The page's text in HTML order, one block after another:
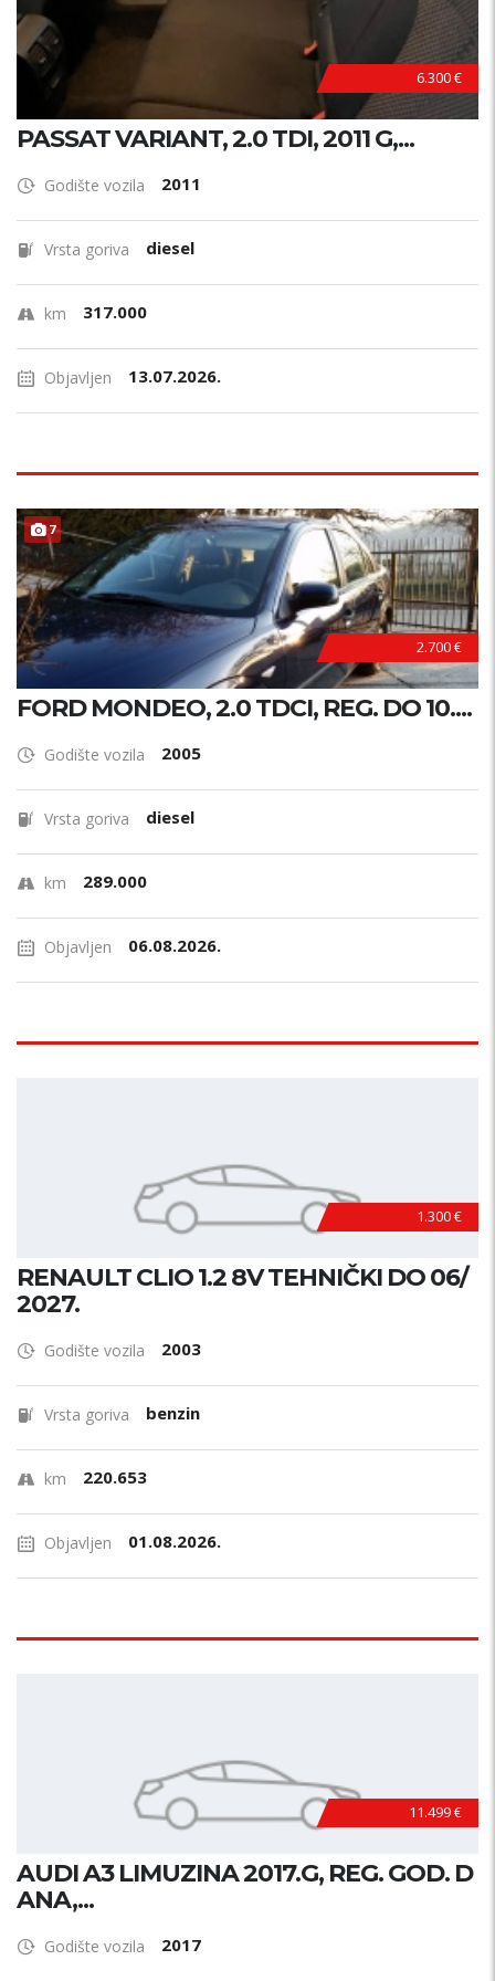
6.300 €
PASSAT VARIANT, 2.0 TDI, 2011 G,...
Godište vozila 2011
Vrsta goriva diesel
km 317.000
Objavljen 13.07.2026.
7
2.700 €
FORD MONDEO, 2.0 TDCI, REG. DO 10....
Godište vozila 2005
Vrsta goriva diesel
km 289.000
Objavljen 06.08.2026.
1.300 €
RENAULT CLIO 1.2 8V TEHNIČKI DO 06/
2027.
Godište vozila 2003
Vrsta goriva benzin
km 220.653
Objavljen 01.08.2026.
11.499 €
AUDI A3 LIMUZINA 2017.G, REG. GOD. D
ANA,...
Godište vozila 2017